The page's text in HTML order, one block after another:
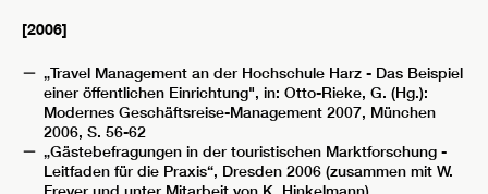
[2006]
„Travel Management an der Hochschule Harz - Das Beispiel
einer öffentlichen Einrichtung", in: Otto-Rieke, G. (Hg.):
Modernes Geschäftsreise-Management 2007, München
2006, S. 56-62
„Gästebefragungen in der touristischen Marktforschung -
Leitfaden für die Praxis“, Dresden 2006 (zusammen mit W.